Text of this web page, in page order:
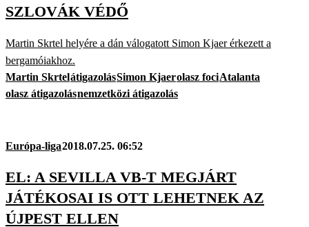
SZLOVÁK VÉDŐ
Martin Skrtel helyére a dán válogatott Simon Kjaer érkezett a
bergamóiakhoz.
Martin SkrtelátigazolásSimon Kjaerolasz fociAtalanta
olasz átigazolásnemzetközi átigazolás
Európa-liga2018.07.25. 06:52
EL: A SEVILLA VB-T MEGJÁRT
JÁTÉKOSAI IS OTT LEHETNEK AZ
ÚJPEST ELLEN